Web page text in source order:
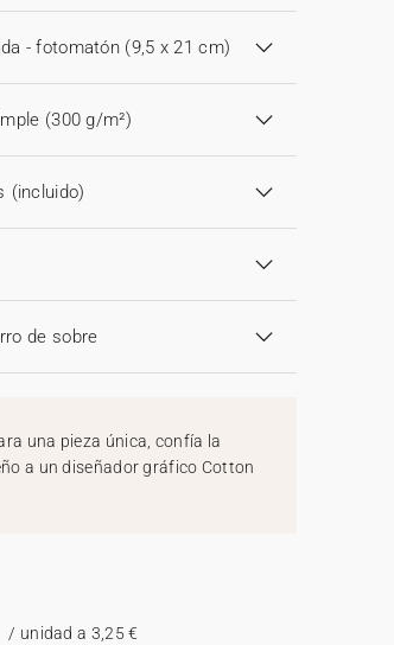
- fotomatón (9,5 x 21 cm)
(300 g/m²)
(incluido)
de sobre
una pieza única, confía la
a un diseñador gráfico Cotton
/ unidad a 3,25 €